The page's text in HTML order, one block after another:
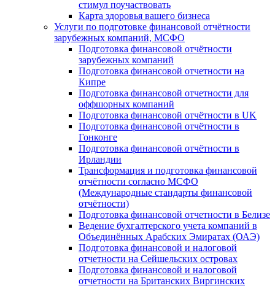
стимул поучаствовать
Карта здоровья вашего бизнеса
Услуги по подготовке финансовой отчётности
зарубежных компаний, МСФО
Подготовка финансовой отчётности
зарубежных компаний
Подготовка финансовой отчетности на
Кипре
Подготовка финансовой отчетности для
оффшорных компаний
Подготовка финансовой отчётности в UK
Подготовка финансовой отчётности в
Гонконге
Подготовка финансовой отчётности в
Ирландии
Трансформация и подготовка финансовой
отчётности согласно МСФО
(Международные стандарты финансовой
отчётности)
Подготовка финансовой отчетности в Белизе
Ведение бухгалтерского учета компаний в
Объединённых Арабских Эмиратах (ОАЭ)
Подготовка финансовой и налоговой
отчетности на Сейшельских островах
Подготовка финансовой и налоговой
отчетности на Британских Виргинских